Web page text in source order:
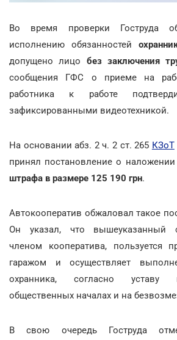
Во время проверки Гоструда
исполнению обязанностей
допущено лицо без заключения
сообщения ГФС о приеме на
работника к работе
зафиксированными видеотехникой.
На основании абз. 2 ч. 2 ст. 265 КЗоТ
принял постановление о наложении
штрафа в размере 125 190 грн.
Автокооператив обжаловал такое
Он указал, что вышеуказанный
членом кооператива, пользуется
гаражом и осуществляет
охранника, согласно уставу
общественных началах и на
В свою очередь Гоструда